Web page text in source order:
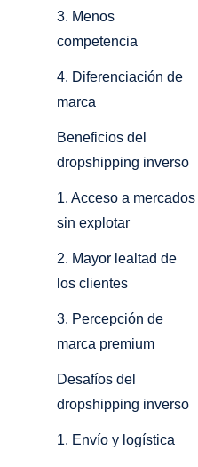
3. Menos
competencia
4. Diferenciación de
marca
Beneficios del
dropshipping inverso
1. Acceso a mercados
sin explotar
2. Mayor lealtad de
los clientes
3. Percepción de
marca premium
Desafíos del
dropshipping inverso
1. Envío y logística